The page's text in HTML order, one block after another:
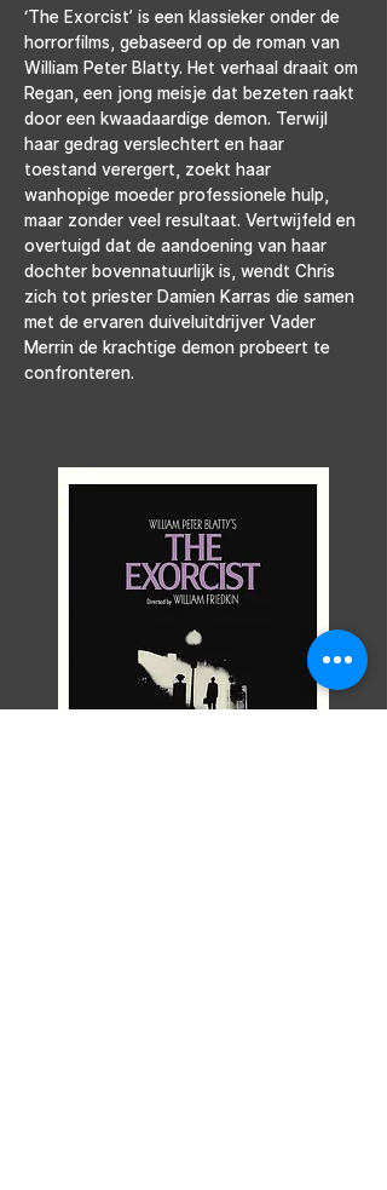
‘The Exorcist’ is een klassieker onder de
horrorfilms, gebaseerd op de roman van
William Peter Blatty. Het verhaal draait om
Regan, een jong meisje dat bezeten raakt
door een kwaadaardige demon. Terwijl
haar gedrag verslechtert en haar
toestand verergert, zoekt haar
wanhopige moeder professionele hulp,
maar zonder veel resultaat. Vertwijfeld en
overtuigd dat de aandoening van haar
dochter bovennatuurlijk is, wendt Chris
zich tot priester Damien Karras die samen
met de ervaren duiveluitdrijver Vader
Merrin de krachtige demon probeert te
confronteren.